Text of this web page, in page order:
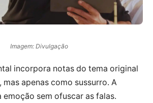
Imagem: Divulgação
incorpora notas do tema original
mas apenas como sussurro. A
sem ofuscar as falas.